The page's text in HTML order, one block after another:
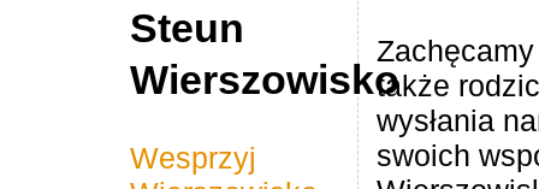
Steun
Wierszowisko
Wesprzyj
także
wysłania
swoich